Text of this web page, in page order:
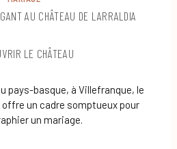
AU CHÂTEAU DE LARRALDIA
LE CHÂTEAU
pays-basque, à Villefranque, le
un cadre somptueux pour
un mariage.